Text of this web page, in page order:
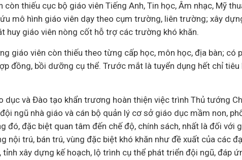
còn thiếu cục bộ giáo viên Tiếng Anh, Tin học, Âm nhạc, Mỹ
mô hình giáo viên dạy theo cụm trường, liên trường; xây
huy giáo viên nòng cốt hỗ trợ các trường khó khăn.
giáo viên còn thiếu theo từng cấp học, môn học, địa bàn; có
đồng, bồi dưỡng cụ thể. Trước mắt là tuyển dụng hết chỉ tiêu
dục và Đào tạo khẩn trương hoàn thiện việc trình Thủ tướng
ngũ nhà giáo và cán bộ quản lý cơ sở giáo dục mầm non,
đó, đặc biệt quan tâm đến chế độ, chính sách, nhất là đối với
nội trú, bán trú, vùng đặc biệt khó khăn như đề xuất của các
xây dựng kế hoạch, lộ trình cụ thể phát triển đội ngũ, đáp